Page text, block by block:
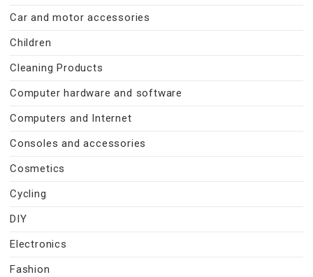
Car and motor accessories
Children
Cleaning Products
Computer hardware and software
Computers and Internet
Consoles and accessories
Cosmetics
Cycling
DIY
Electronics
Fashion